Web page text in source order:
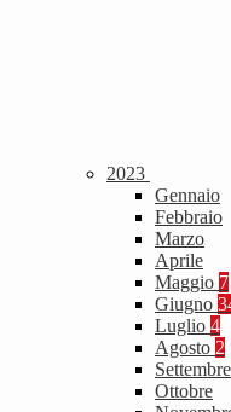
2023
Gennaio
Febbraio
Marzo
Aprile
Maggio 7
Giugno
Luglio 4
Agosto 2
Settembre
Ottobre